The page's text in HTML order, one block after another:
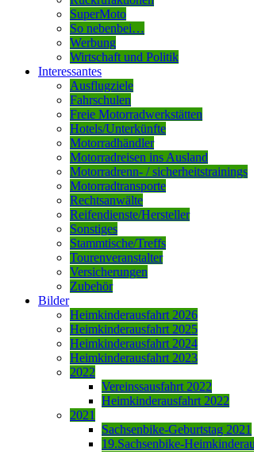
SuperMoto
So nebenbei…
Werbung
Wirtschaft und Politik
Interessantes
Ausflugziele
Fahrschulen
Freie Motorradwerkstätten
Hotels/Unterkünfte
Motorradhändler
Motorradreisen ins Ausland
Motorradrenn- / sicherheitstrainings
Motorradtransporte
Rechtsanwälte
Reifendienste/Hersteller
Sonstiges
Stammtische/Treffs
Tourenveranstalter
Versicherungen
Zubehör
Bilder
Heimkinderausfahrt 2026
Heimkinderausfahrt 2025
Heimkinderausfahrt 2024
Heimkinderausfahrt 2023
2022
Vereinssausfahrt 2022
Heimkinderausfahrt 2022
2021
Sachsenbike-Geburtstag 2021
19.Sachsenbike-